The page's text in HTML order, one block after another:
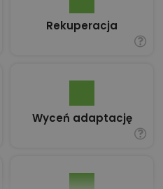
Rekuperacja
Wyceń adaptację